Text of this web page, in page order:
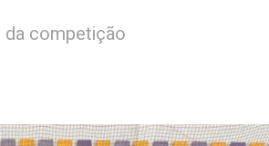
da competição